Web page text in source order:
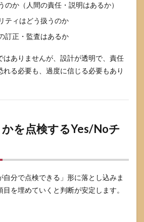
のか（人間の責任・説明はあるか）
ティはどう扱うのか
訂正・監査はあるか
はありませんが、設計が透明で、責任
れる必要も、過度に信じる必要もあり
を点検するYes/Noチ
自分で点検できる」形に落とし込みま
を埋めていくと判断が安定します。